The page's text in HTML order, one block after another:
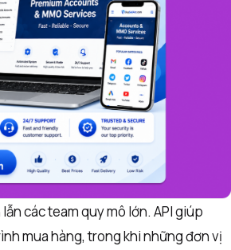
các team quy mô lớn. API giúp
mua hàng, trong khi những đơn vị